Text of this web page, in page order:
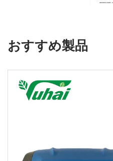
おすすめ製品